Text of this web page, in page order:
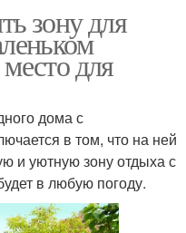
зону для
для
дома с
в том, что на ней
и уютную зону отдыха с
в любую погоду.